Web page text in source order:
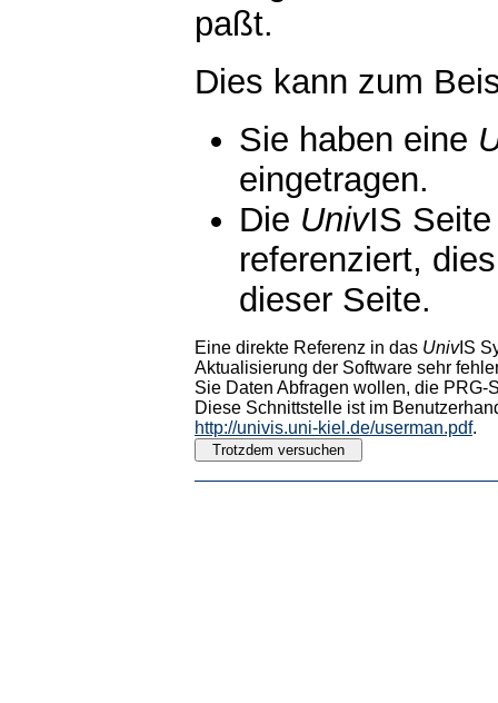
paßt.
Dies kann zum
Sie haben eine
eingetragen.
Die UnivIS
referenziert,
dieser Seite.
Eine direkte Referenz in das UnivIS
Aktualisierung der Software sehr
Sie Daten Abfragen wollen, die PRG-
Diese Schnittstelle ist im
http://univis.uni-kiel.de/userman.pdf.